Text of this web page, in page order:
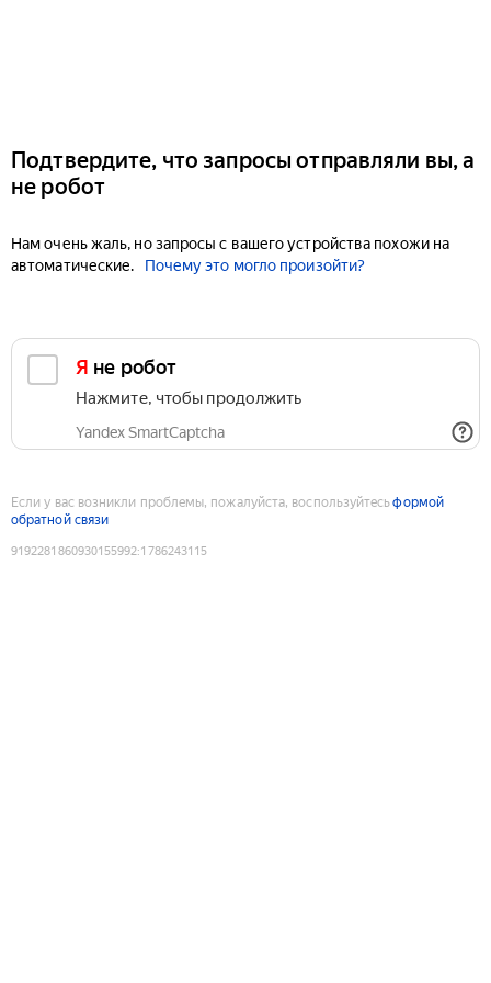
Подтвердите, что запросы отправляли вы, а
не робот
Нам очень жаль, но запросы с вашего устройства похожи на
автоматические.
Почему это могло произойти?
Я не робот
Нажмите, чтобы продолжить
Yandex SmartCaptcha
Если у вас возникли проблемы, пожалуйста, воспользуйтесьформой
обратной связи
9192281860930155992:1786243115